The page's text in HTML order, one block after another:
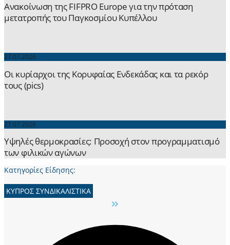
Ανακοίνωση της FIFPRO Europe για την πρόταση
μετατροπής του Παγκοσμίου Κυπέλλου
27.07.2026
Οι κυρίαρχοι της Κορυφαίας Ενδεκάδας και τα ρεκόρ
τους (pics)
27.07.2026
Yψηλές θερμοκρασίες: Προσοχή στον προγραμματισμό
των φιλικών αγώνων
Κατηγορίες Είδησης:
ΚΥΠΡΟΣ ΣΥΝΔΙΚΑΛΙΣΤΙΚΑ